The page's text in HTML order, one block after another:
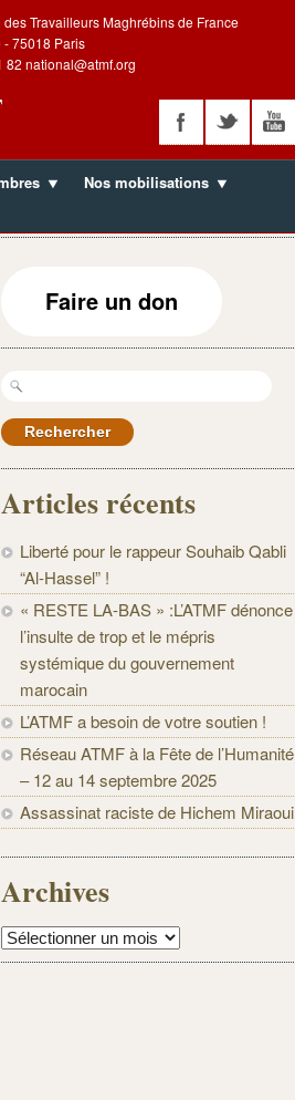
Travailleurs Maghrébins de France
- 75018 Paris
82 national@atmf.org
Nos mobilisations
Faire un don
Rechercher :
Articles récents
Liberté pour le rappeur Souhaib Qabli
“Al-Hassel” !
« RESTE LA-BAS » :L’ATMF dénonce
l’insulte de trop et le mépris
systémique du gouvernement
marocain
L’ATMF a besoin de votre soutien !
Réseau ATMF à la Fête de l’Humanité
– 12 au 14 septembre 2025
Assassinat raciste de Hichem Miraoui
Archives
Archives